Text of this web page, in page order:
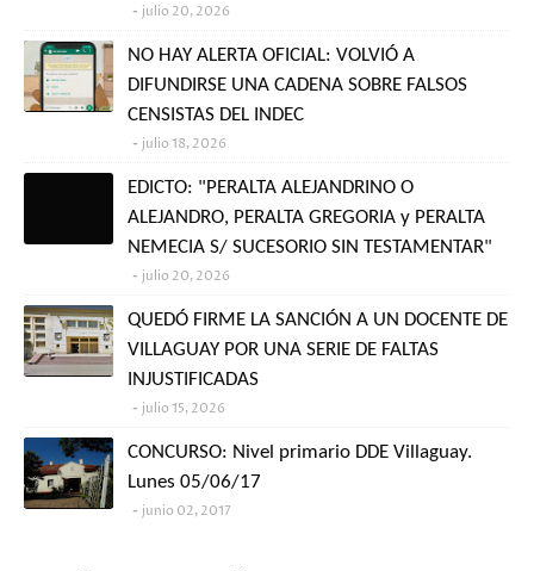
julio 20, 2026
NO HAY ALERTA OFICIAL: VOLVIÓ A
DIFUNDIRSE UNA CADENA SOBRE FALSOS
CENSISTAS DEL INDEC
julio 18, 2026
EDICTO: "PERALTA ALEJANDRINO O
ALEJANDRO, PERALTA GREGORIA y PERALTA
NEMECIA S/ SUCESORIO SIN TESTAMENTAR"
julio 20, 2026
QUEDÓ FIRME LA SANCIÓN A UN DOCENTE DE
VILLAGUAY POR UNA SERIE DE FALTAS
INJUSTIFICADAS
julio 15, 2026
CONCURSO: Nivel primario DDE Villaguay.
Lunes 05/06/17
junio 02, 2017